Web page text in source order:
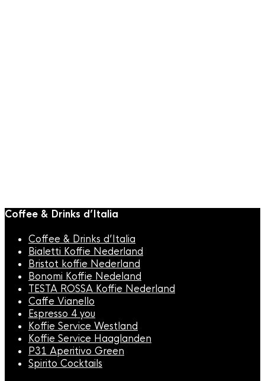
Coffee & Drinks d’Italia
Coffee & Drinks d’Italia
Bialetti Koffie Nederland
Bristot koffie Nederland
Bonomi Koffie Nedeland
TESTA ROSSA Koffie Nederland
Caffe Vianello
Espresso 4 you
Koffie Service Westland
Koffie Service Haaglanden
P31 Aperitivo Green
Spirito Cocktails